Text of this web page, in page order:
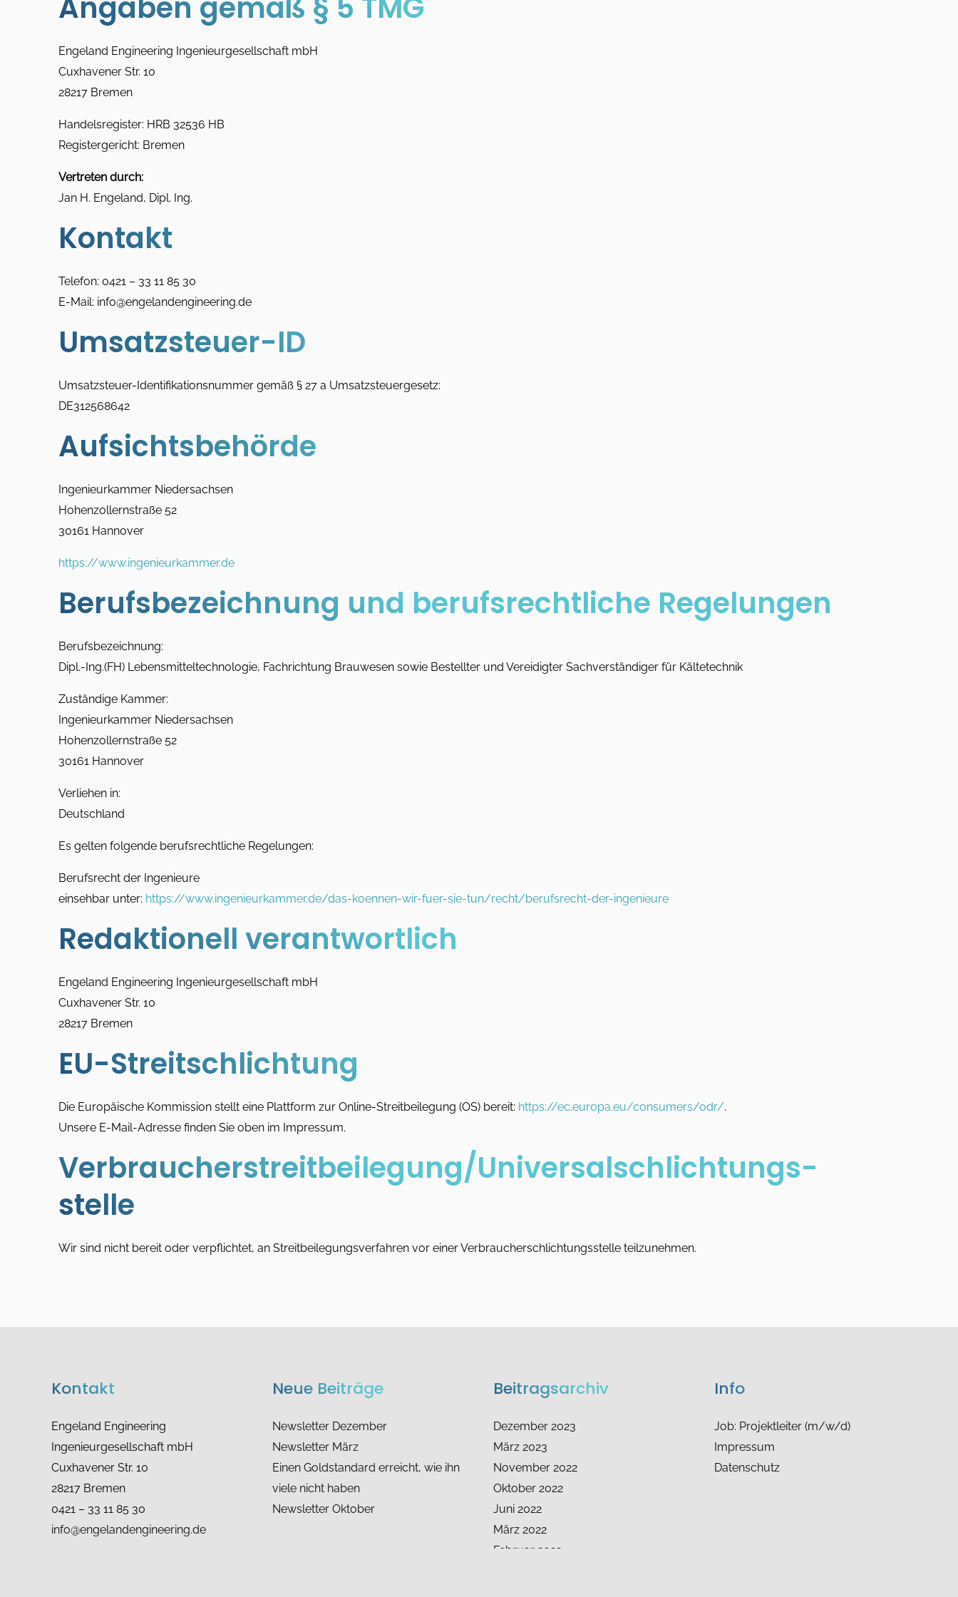
Engeland Engineering Ingenieurgesellschaft mbH
Cuxhavener Str. 10
28217 Bremen
Handelsregister: HRB 32536 HB
Registergericht: Bremen
Vertreten durch:
Jan H. Engeland, Dipl. Ing.
Kontakt
Telefon: 0421 – 33 11 85 30
E-Mail: info@engelandengineering.de
Umsatzsteuer-ID
Umsatzsteuer-Identifikationsnummer gemäß § 27 a Umsatzsteuergesetz:
DE312568642
Aufsichtsbehörde
Ingenieurkammer Niedersachsen
Hohenzollernstraße 52
30161 Hannover
https://www.ingenieurkammer.de
Berufsbezeichnung und berufsrechtliche Regelungen
Berufsbezeichnung:
Dipl.-Ing.(FH) Lebensmitteltechnologie, Fachrichtung Brauwesen sowie Bestellter und Vereidigter Sachverständiger für Kältetechnik
Zuständige Kammer:
Ingenieurkammer Niedersachsen
Hohenzollernstraße 52
30161 Hannover
Verliehen in:
Deutschland
Es gelten folgende berufsrechtliche Regelungen:
Berufsrecht der Ingenieure
einsehbar unter: https://www.ingenieurkammer.de/das-koennen-wir-fuer-sie-tun/recht/berufsrecht-der-ingenieure
Redaktionell verantwortlich
Engeland Engineering Ingenieurgesellschaft mbH
Cuxhavener Str. 10
28217 Bremen
EU-Streitschlichtung
Die Europäische Kommission stellt eine Plattform zur Online-Streitbeilegung (OS) bereit: https://ec.europa.eu/consumers/odr/.
Unsere E-Mail-Adresse finden Sie oben im Impressum.
Verbraucher­streit­beilegung/Universal­schlichtungs­
stelle
Wir sind nicht bereit oder verpflichtet, an Streitbeilegungsverfahren vor einer Verbraucherschlichtungsstelle teilzunehmen.
Kontakt
Engeland Engineering
Ingenieurgesellschaft mbH
Cuxhavener Str. 10
28217 Bremen
0421 – 33 11 85 30
info@engelandengineering.de
Neue Beiträge
Newsletter Dezember
Newsletter März
Einen Goldstandard erreicht, wie ihn
viele nicht haben
Newsletter Oktober
Beitragsarchiv
Dezember 2023
März 2023
November 2022
Oktober 2022
Juni 2022
März 2022
Februar 2022
Info
Job: Projektleiter (m/w/d)
Impressum
Datenschutz